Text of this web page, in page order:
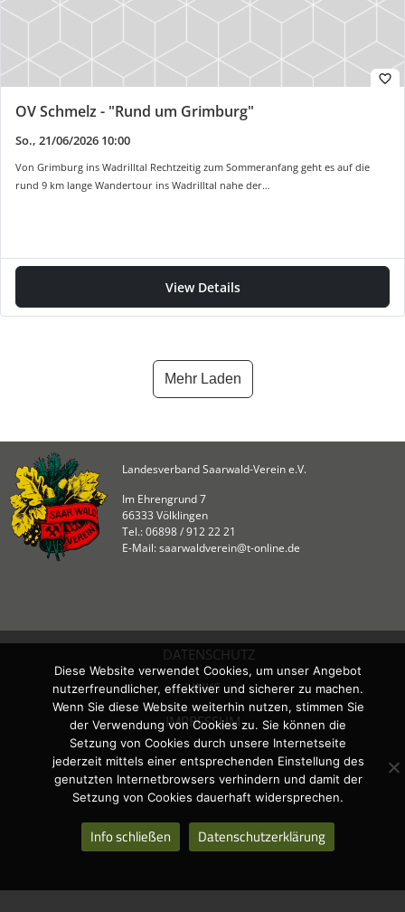
favorite_border
OV Schmelz - "Rund um Grimburg"
So., 21/06/2026 10:00
Von Grimburg ins Wadrilltal Rechtzeitig zum Sommeranfang geht es auf die
rund 9 km lange Wandertour ins Wadrilltal nahe der…
View Details
Mehr Laden
Landesverband Saarwald-Verein e.V.
Im Ehrengrund 7
66333 Völklingen
Tel.: 06898 / 912 22 21
E-Mail: saarwaldverein@t-online.de
DATENSCHUTZ
LINKS
IMPRESSUM
Diese Website verwendet Cookies, um unser Angebot
nutzerfreundlicher, effektiver und sicherer zu machen.
Wenn Sie diese Website weiterhin nutzen, stimmen Sie
der Verwendung von Cookies zu. Sie können die
Setzung von Cookies durch unsere Internetseite
jederzeit mittels einer entsprechenden Einstellung des
genutzten Internetbrowsers verhindern und damit der
Setzung von Cookies dauerhaft widersprechen.
Info schließen Datenschutzerklärung